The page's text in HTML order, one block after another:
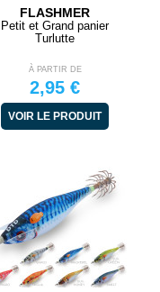
FLASHMER
Petit et Grand panier
Turlutte
À PARTIR DE
2,95 €
VOIR LE PRODUIT